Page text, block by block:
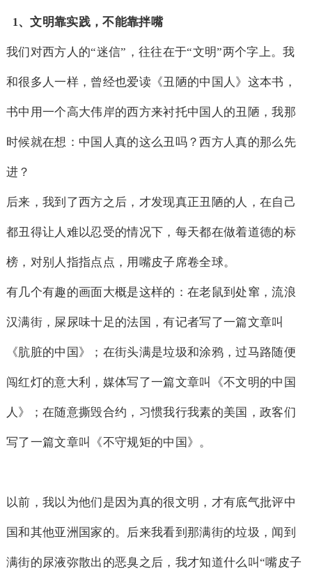
1、文明靠实践，不能靠拌嘴
我们对西方人的“迷信”，往往在于“文明”两个字上。我
和很多人一样，曾经也爱读《丑陋的中国人》这本书，
书中用一个高大伟岸的西方来衬托中国人的丑陋，我那
时候就在想：中国人真的这么丑吗？西方人真的那么先
进？
后来，我到了西方之后，才发现真正丑陋的人，在自己
都丑得让人难以忍受的情况下，每天都在做着道德的标
榜，对别人指指点点，用嘴皮子席卷全球。
有几个有趣的画面大概是这样的：在老鼠到处窜，流浪
汉满街，屎尿味十足的法国，有记者写了一篇文章叫
《肮脏的中国》；在街头满是垃圾和涂鸦，过马路随便
闯红灯的意大利，媒体写了一篇文章叫《不文明的中国
人》；在随意撕毁合约，习惯我行我素的美国，政客们
写了一篇文章叫《不守规矩的中国》。
以前，我以为他们是因为真的很文明，才有底气批评中
国和其他亚洲国家的。后来我看到那满街的垃圾，闻到
满街的尿液弥散出的恶臭之后，我才知道什么叫“嘴皮子